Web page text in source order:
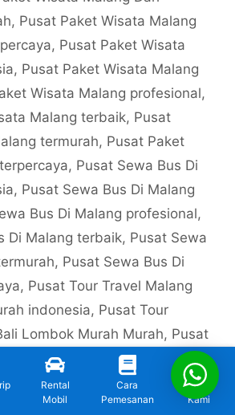
, Pusat Paket Wisata Malang
, Pusat Paket Wisata
, Pusat Paket Wisata Malang
Wisata Malang profesional,
Malang terbaik, Pusat
termurah, Pusat Paket
, Pusat Sewa Bus Di
, Pusat Sewa Bus Di Malang
Bus Di Malang profesional,
Di Malang terbaik, Pusat Sewa
, Pusat Sewa Bus Di
, Pusat Tour Travel Malang
indonesia, Pusat Tour
Lombok Murah Murah, Pusat
Bali Lombok Murah
Tour Travel Malang Bali
,Pusat Tour Travel
Rental
Mobil
Cara
Pemesanan
Kontak
Kami